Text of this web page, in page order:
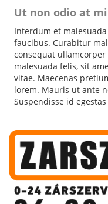
Ut non odio at
Interdum et
faucibus. Curabitur
consequat
malesuada felis, sit
vitae. Maecenas
lorem. Mauris ut ante
Suspendisse id